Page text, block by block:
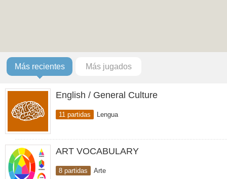
Más recientes Más jugados
English / General Culture
11 partidas Lengua
ART VOCABULARY
8 partidas Arte